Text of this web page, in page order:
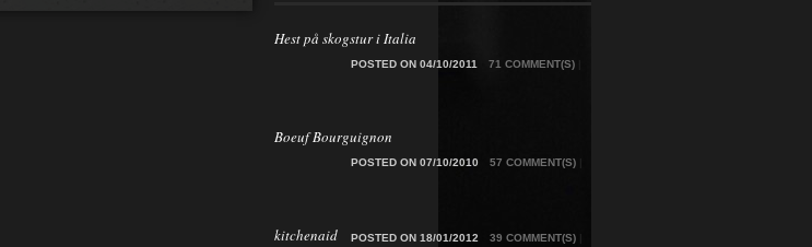
Hest på skogstur i Italia
71 COMMENT(S)
POSTED ON 04/10/2011
Boeuf Bourguignon
57 COMMENT(S)
POSTED ON 07/10/2010
kitchenaid 39 COMMENT(S)
POSTED ON 18/01/2012